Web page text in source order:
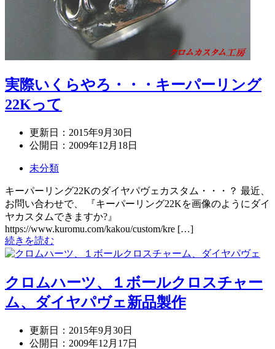
実際いくらやろ・・・キーパーリング
22Kって
更新日： 2015年9月30日
公開日： 2009年12月18日
未分類
キーパーリング22Kのダイヤパヴェカスタム・・・？ 最近、
お問い合わせで、 『キーパーリング22Kを画像のようにダイ
ヤカスタムできますか?』
https://www.kuromu.com/kakou/custom/kre […]
続きを読む
クロムハーツ、１ボールクロスチャー
ム、ダイヤパヴェ新品製作
更新日： 2015年9月30日
公開日： 2009年12月17日